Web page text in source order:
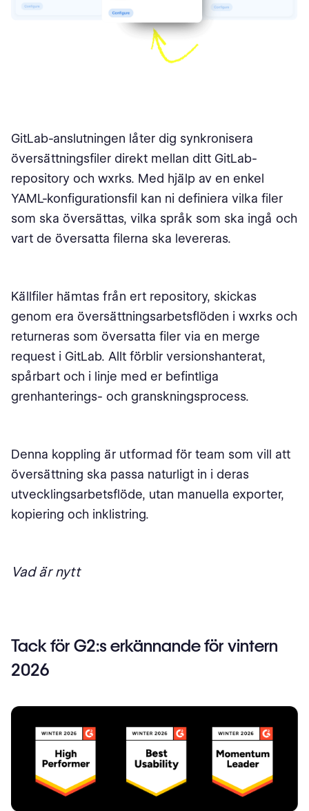
GitLab-anslutningen låter dig synkronisera
översättningsfiler direkt mellan ditt GitLab-
repository och wxrks. Med hjälp av en enkel
YAML-konfigurationsfil kan ni definiera vilka filer
som ska översättas, vilka språk som ska ingå och
vart de översatta filerna ska levereras.
Källfiler hämtas från ert repository, skickas
genom era översättningsarbetsflöden i wxrks och
returneras som översatta filer via en merge
request i GitLab. Allt förblir versionshanterat,
spårbart och i linje med er befintliga
grenhanterings- och granskningsprocess.
Denna koppling är utformad för team som vill att
översättning ska passa naturligt in i deras
utvecklingsarbetsflöde, utan manuella exporter,
kopiering och inklistring.
Vad är nytt
Tack för G2:s erkännande för vintern
2026